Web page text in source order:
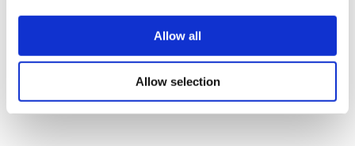
Allow all
Allow selection
Türkei Kliniken
Poland Kliniken
Colombia Kliniken